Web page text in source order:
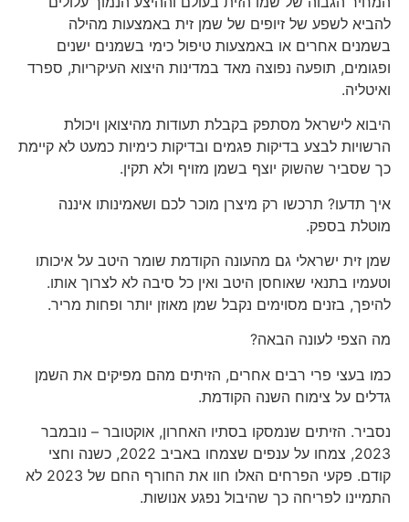
להביא לשפע של זיופים של שמן זית באמצעות מהילה
בשמנים אחרים או באמצעות טיפול כימי בשמנים ישנים
ופגומים, תופעה נפוצה מאד במדינות היצוא העיקריות, ספרד
ואיטליה.
היבוא לישראל מסתפק בקבלת תעודות מהיצואן ויכולת
הרשויות לבצע בדיקות פגמים ובדיקות כימיות כמעט לא קיימת
כך שסביר שהשוק יוצף בשמן מזויף ולא תקין.
איך תדעו? תרכשו רק מיצרן מוכר לכם ושאמינותו איננה
מוטלת בספק.
שמן זית ישראלי גם מהעונה הקודמת שומר היטב על איכותו
וטעמיו בתנאי שאוחסן היטב ואין כל סיבה לא לצרוך אותו.
להיפך, בזנים מסוימים נקבל שמן מאוזן יותר ופחות מריר.
מה הצפי לעונה הבאה?
כמו בעצי פרי רבים אחרים, הזיתים מהם מפיקים את השמן
גדלים על צימוח השנה הקודמת.
נסביר. הזיתים שנמסקו בסתיו האחרון, אוקטובר – נובמבר
2023, צמחו על ענפים שצמחו באביב 2022, כשנה וחצי
קודם. פקעי הפרחים האלו חוו את החורף החם של 2023 לא
התמיינו לפריחה כך שהיבול נפגע אנושות.